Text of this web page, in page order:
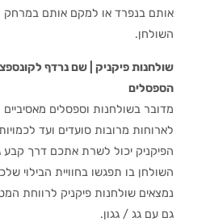
אותם בנפרד או למקם אותם במרחק
השולחן.
שולחנות פיקניק | שם נרדף
הספסלים
מדובר בשולחנות וספסלים
לארוחות מרובות סועדים ועד
הפיקניק יכול לשרת אתכם דרך
השולחן בו תפגשו בחוויית הבילוי
נמצאים שולחנות פיקניק לרווחת
גם עם גג / גגון.